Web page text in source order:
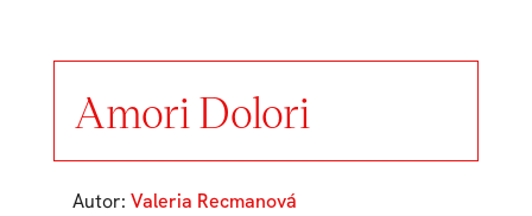
Amori Dolori
Autor: Valeria Recmanová